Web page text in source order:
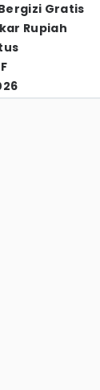
Gratis
Rupiah